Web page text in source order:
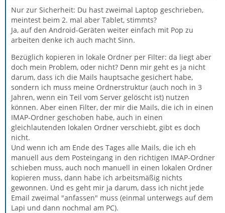
Nur zur Sicherheit: Du hast zweimal Laptop geschrieben,
meintest beim 2. mal aber Tablet, stimmts?
Ja, auf den Android-Geräten weiter einfach mit Pop zu
arbeiten denke ich auch macht Sinn.
Bezüglich kopieren in lokale Ordner per Filter: da liegt aber
doch mein Problem, oder nicht? Denn mir geht es ja nicht
darum, dass ich die Mails hauptsache gesichert habe,
sondern ich muss meine Ordnerstruktur (auch noch in 3
Jahren, wenn ein Teil vom Server gelöscht ist) nutzen
können. Aber einen Filter, der mir die Mails, die ich in einen
IMAP-Ordner geschoben habe, auch in einen
gleichlautenden lokalen Ordner verschiebt, gibt es doch
nicht.
Und wenn ich am Ende des Tages alle Mails, die ich eh
manuell aus dem Posteingang in den richtigen IMAP-Ordner
schieben muss, auch noch manuell in einen lokalen Ordner
kopieren muss, dann habe ich arbeitsmäßig nichts
gewonnen. Und es geht mir ja darum, dass ich nicht jede
Email zweimal "anfassen" muss (einmal unterwegs auf dem
Lapi und dann nochmal am PC).